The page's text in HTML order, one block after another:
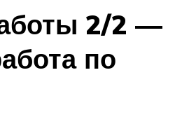
2/2 —
по